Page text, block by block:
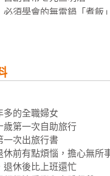
必須學會的無電鍋「煮飯
常飯館也能吃出生活的味道
飲食也要有「自助旅行
關之「食」挑戰：滿足
媽也能簡裝便行的「衣指
老媽行李箱
裝備，請先報備老媽
多的全職婦女
歲第一次自助旅行
一次出旅行書
休前有點煩惱，擔心無所
退休後比上班還忙